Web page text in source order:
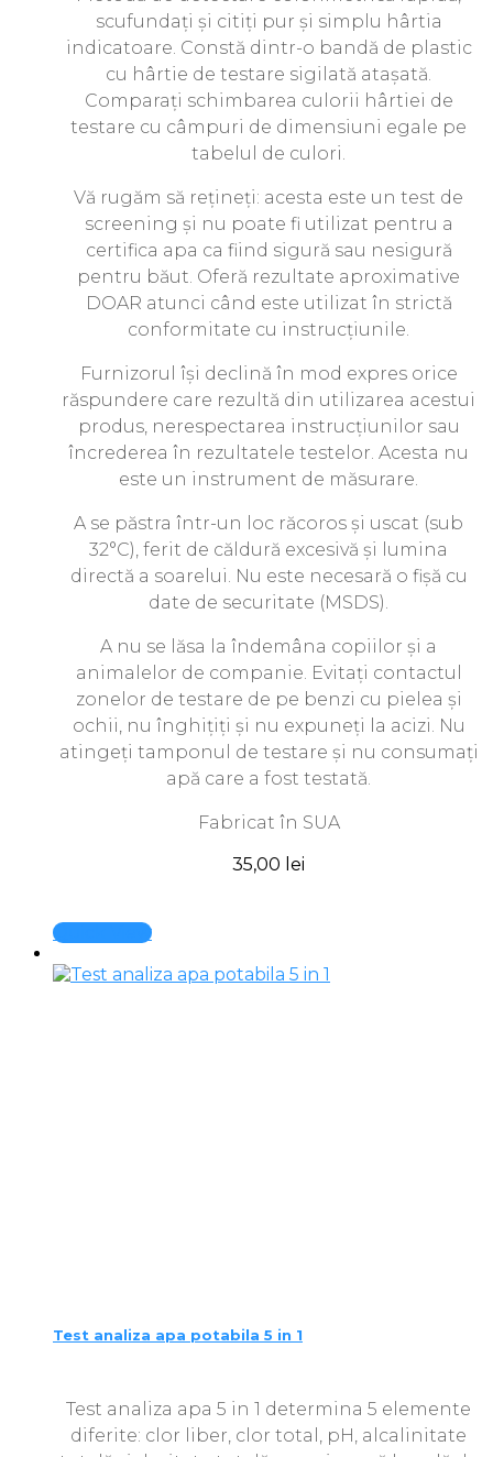
scufundați și citiți pur și simplu hârtia
indicatoare. Constă dintr-o bandă de plastic
cu hârtie de testare sigilată atașată.
Comparați schimbarea culorii hârtiei de
testare cu câmpuri de dimensiuni egale pe
tabelul de culori.
Vă rugăm să rețineți: acesta este un test de
screening și nu poate fi utilizat pentru a
certifica apa ca fiind sigură sau nesigură
pentru băut. Oferă rezultate aproximative
DOAR atunci când este utilizat în strictă
conformitate cu instrucțiunile.
Furnizorul își declină în mod expres orice
răspundere care rezultă din utilizarea acestui
produs, nerespectarea instrucțiunilor sau
încrederea în rezultatele testelor. Acesta nu
este un instrument de măsurare.
A se păstra într-un loc răcoros și uscat (sub
32°C), ferit de căldură excesivă și lumina
directă a soarelui. Nu este necesară o fișă cu
date de securitate (MSDS).
A nu se lăsa la îndemâna copiilor și a
animalelor de companie. Evitați contactul
zonelor de testare de pe benzi cu pielea și
ochii, nu înghițiți și nu expuneți la acizi. Nu
atingeți tamponul de testare și nu consumați
apă care a fost testată.
Fabricat în SUA
35,00 lei
Quick View
Test analiza apa potabila 5 in 1
Test analiza apa 5 in 1 determina 5 elemente
diferite: clor liber, clor total, pH, alcalinitate